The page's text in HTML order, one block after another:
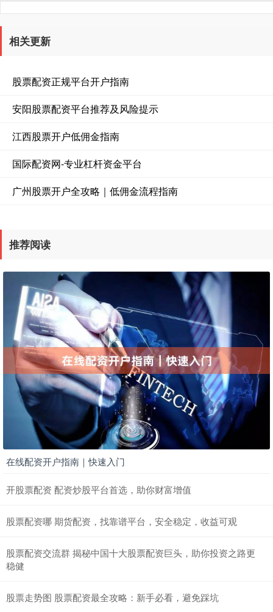
相关更新
股票配资正规平台开户指南
安阳股票配资平台推荐及风险提示
江西股票开户低佣金指南
国际配资网-专业杠杆资金平台
广州股票开户全攻略｜低佣金流程指南
推荐阅读
在线配资开户指南｜快速入门
开股票配资 配资炒股平台首选，助你财富增值
股票配资哪 期货配资，找靠谱平台，安全稳定，收益可观
股票配资交流群 揭秘中国十大股票配资巨头，助你投资之路更
稳健
股票走势图 股票配资最全攻略：新手必看，避免踩坑